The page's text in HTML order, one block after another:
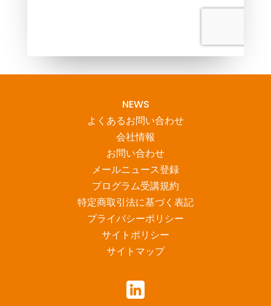
NEWS
よくあるお問い合わせ
会社情報
お問い合わせ
メールニュース登録
プログラム受講規約
特定商取引法に基づく表記
プライバシーポリシー
サイトポリシー
サイトマップ